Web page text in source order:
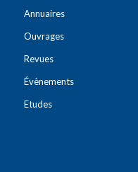
Annuaires
Ouvrages
Revues
Évènements
Etudes